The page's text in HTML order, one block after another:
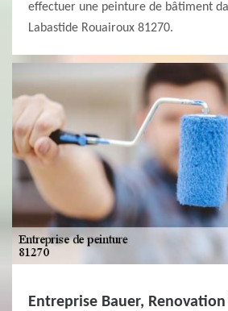
effectuer une peinture de bâtiment
Labastide Rouairoux 81270.
Entreprise Bauer,